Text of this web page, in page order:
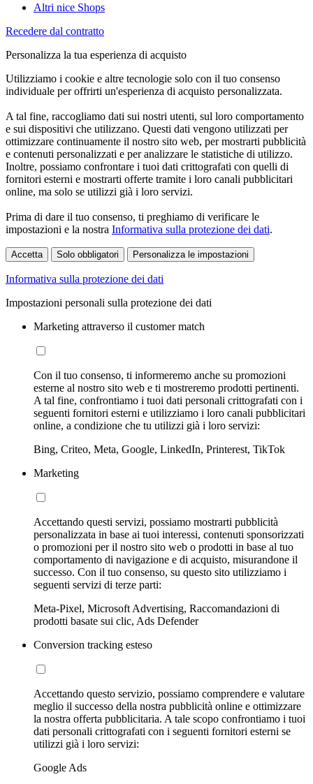
Altri nice Shops
Recedere dal contratto
Personalizza la tua esperienza di acquisto
Utilizziamo i cookie e altre tecnologie solo con il tuo consenso
individuale per offrirti un'esperienza di acquisto personalizzata.
A tal fine, raccogliamo dati sui nostri utenti, sul loro comportamento
e sui dispositivi che utilizzano. Questi dati vengono utilizzati per
ottimizzare continuamente il nostro sito web, per mostrarti pubblicità
e contenuti personalizzati e per analizzare le statistiche di utilizzo.
Inoltre, possiamo confrontare i tuoi dati crittografati con quelli di
fornitori esterni e mostrarti offerte tramite i loro canali pubblicitari
online, ma solo se utilizzi già i loro servizi.
Prima di dare il tuo consenso, ti preghiamo di verificare le
impostazioni e la nostra Informativa sulla protezione dei dati.
Accetta Solo obbligatori Personalizza le impostazioni
Informativa sulla protezione dei dati
Impostazioni personali sulla protezione dei dati
Marketing attraverso il customer match
Con il tuo consenso, ti informeremo anche su promozioni
esterne al nostro sito web e ti mostreremo prodotti pertinenti.
A tal fine, confrontiamo i tuoi dati personali crittografati con i
seguenti fornitori esterni e utilizziamo i loro canali pubblicitari
online, a condizione che tu utilizzi già i loro servizi:
Bing, Criteo, Meta, Google, LinkedIn, Printerest, TikTok
Marketing
Accettando questi servizi, possiamo mostrarti pubblicità
personalizzata in base ai tuoi interessi, contenuti sponsorizzati
o promozioni per il nostro sito web o prodotti in base al tuo
comportamento di navigazione e di acquisto, misurandone il
successo. Con il tuo consenso, su questo sito utilizziamo i
seguenti servizi di terze parti:
Meta-Pixel, Microsoft Advertising, Raccomandazioni di
prodotti basate sui clic, Ads Defender
Conversion tracking esteso
Accettando questo servizio, possiamo comprendere e valutare
meglio il successo della nostra pubblicità online e ottimizzare
la nostra offerta pubblicitaria. A tale scopo confrontiamo i tuoi
dati personali crittografati con i seguenti fornitori esterni se
utilizzi già i loro servizi:
Google Ads